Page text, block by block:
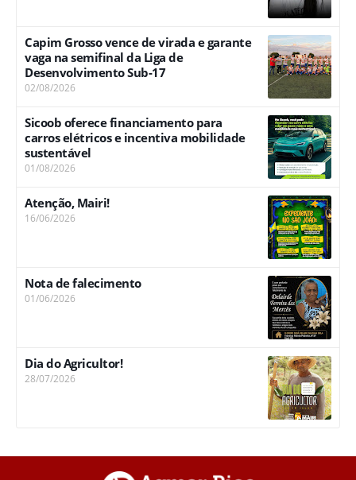
Capim Grosso vence de virada e garante
vaga na semifinal da Liga de
Desenvolvimento Sub-17
02/08/2026
Sicoob oferece financiamento para
carros elétricos e incentiva mobilidade
sustentável
01/08/2026
Atenção, Mairi!
16/06/2026
Nota de falecimento
01/06/2026
Dia do Agricultor!
28/07/2026